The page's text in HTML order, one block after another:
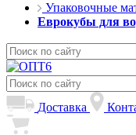
Упаковочные
Еврокубы для
Доставка